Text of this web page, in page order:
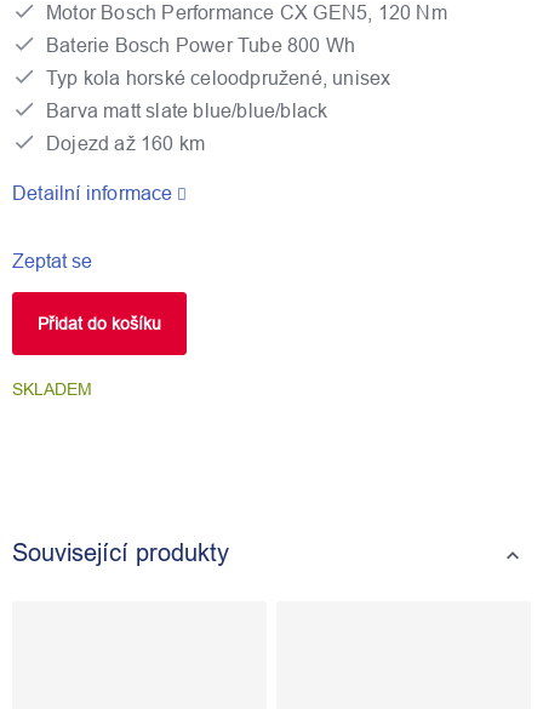
SKLADEM
Přidat do košíku
Motor Bosch Performance CX GEN5, 120 Nm
Baterie Bosch Power Tube 800 Wh
Typ kola horské celoodpružené, unisex
Barva matt slate blue/blue/black
Dojezd až 160 km
Detailní informace
Zeptat se
Související produkty